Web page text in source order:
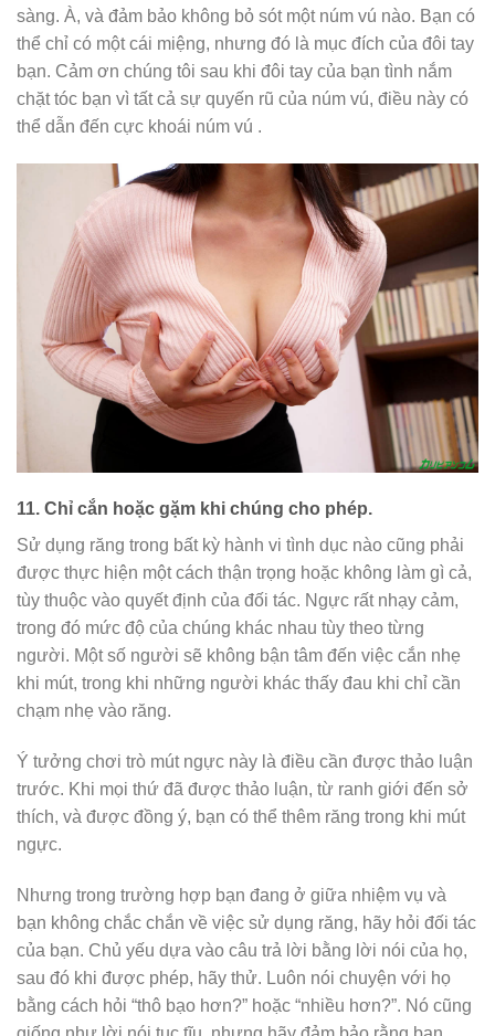
sàng. À, và đảm bảo không bỏ sót một núm vú nào. Bạn có
thể chỉ có một cái miệng, nhưng đó là mục đích của đôi tay
bạn. Cảm ơn chúng tôi sau khi đôi tay của bạn tình nắm
chặt tóc bạn vì tất cả sự quyến rũ của núm vú, điều này có
thể dẫn đến cực khoái núm vú .
11. Chỉ cắn hoặc gặm khi chúng cho phép.
Sử dụng răng trong bất kỳ hành vi tình dục nào cũng phải
được thực hiện một cách thận trọng hoặc không làm gì cả,
tùy thuộc vào quyết định của đối tác. Ngực rất nhạy cảm,
trong đó mức độ của chúng khác nhau tùy theo từng
người. Một số người sẽ không bận tâm đến việc cắn nhẹ
khi mút, trong khi những người khác thấy đau khi chỉ cần
chạm nhẹ vào răng.
Ý tưởng chơi trò mút ngực này là điều cần được thảo luận
trước. Khi mọi thứ đã được thảo luận, từ ranh giới đến sở
thích, và được đồng ý, bạn có thể thêm răng trong khi mút
ngực.
Nhưng trong trường hợp bạn đang ở giữa nhiệm vụ và
bạn không chắc chắn về việc sử dụng răng, hãy hỏi đối tác
của bạn. Chủ yếu dựa vào câu trả lời bằng lời nói của họ,
sau đó khi được phép, hãy thử. Luôn nói chuyện với họ
bằng cách hỏi “thô bạo hơn?” hoặc “nhiều hơn?”. Nó cũng